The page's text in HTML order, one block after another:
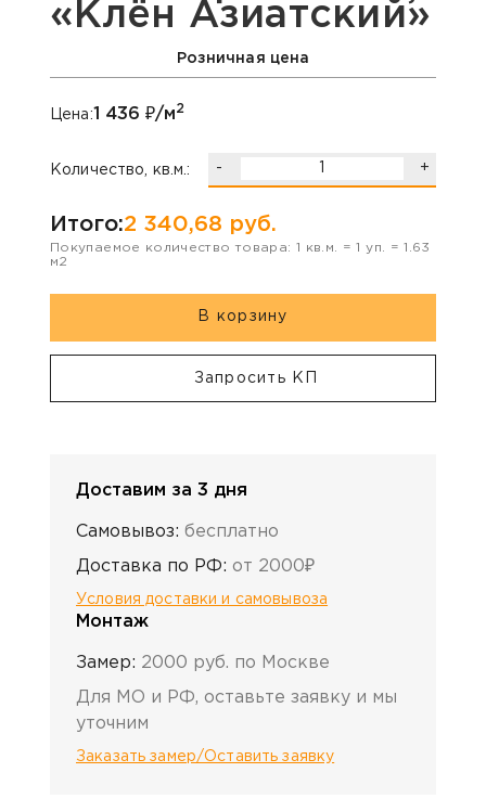
«Клён Азиатский»
Розничная цена
Цена:1 436 ₽/м2
Количество, кв.м.: - +
Итого:2 340,68 руб.
Покупаемое количество товара: 1 кв.м. =1 уп. =1.63
м2
В корзину
Запросить КП
Доставим за 3 дня
Самовывоз: бесплатно
Доставка по РФ: от 2000₽
Условия доставки и самовывоза
Монтаж
Замер: 2000 руб. по Москве
Для МО и РФ, оставьте заявку и мы
уточним
Заказать замер/Оставить заявку